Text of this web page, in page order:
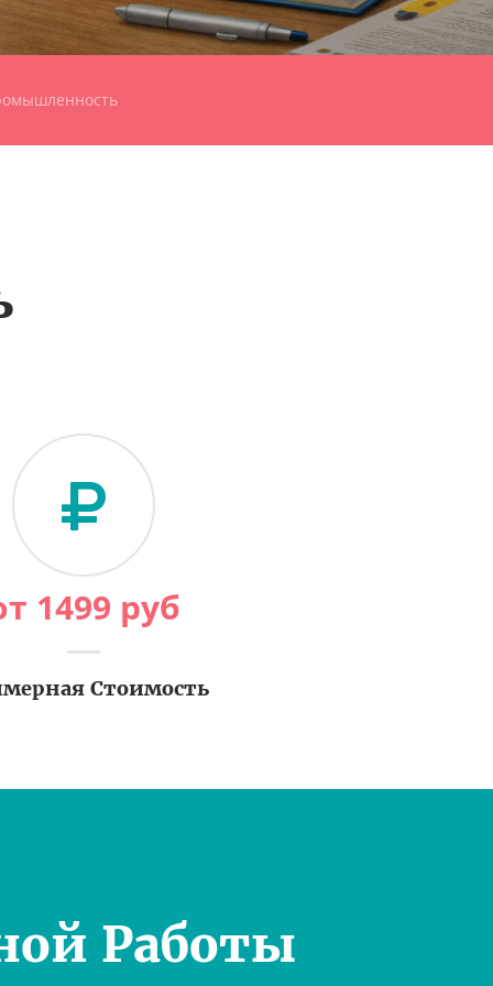
1499 руб
Стоимость
Работы